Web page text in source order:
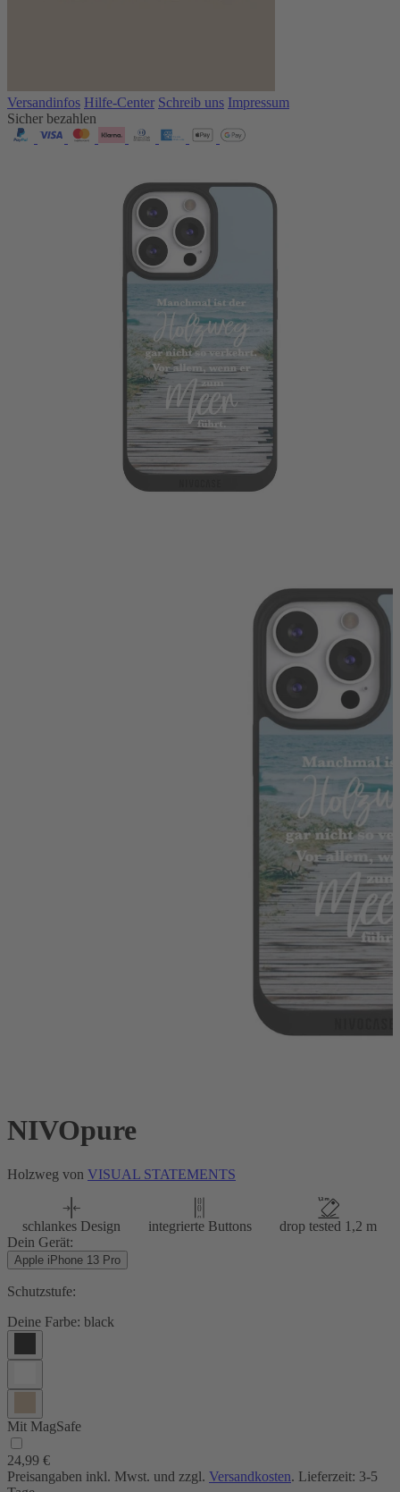
Versandinfos Hilfe-Center Schreib uns Impressum
Sicher bezahlen
NIVOpure
Holzweg von VISUAL STATEMENTS
schlankes Design integrierte Buttons
drop tested 1,2 m
Dein Gerät:
Apple iPhone 13 Pro
Schutzstufe:
Deine Farbe: black
Mit MagSafe
24,99 €
Preisangaben inkl. Mwst. und zzgl. Versandkosten. Lieferzeit: 3-5